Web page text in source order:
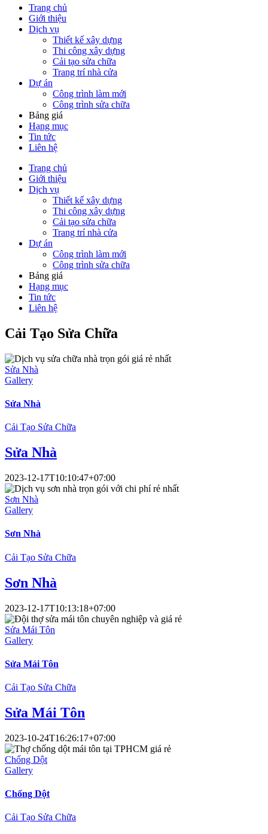
Trang chủ
Giới thiệu
Dịch vụ
Thiết kế xây dựng
Thi công xây dựng
Cải tạo sửa chữa
Trang trí nhà cửa
Dự án
Công trình làm mới
Công trình sửa chữa
Bảng giá
Hạng mục
Tin tức
Liên hệ
Trang chủ
Giới thiệu
Dịch vụ
Thiết kế xây dựng
Thi công xây dựng
Cải tạo sửa chữa
Trang trí nhà cửa
Dự án
Công trình làm mới
Công trình sửa chữa
Bảng giá
Hạng mục
Tin tức
Liên hệ
Cải Tạo Sửa Chữa
Sửa Nhà
Gallery
Sửa Nhà
Cải Tạo Sửa Chữa
Sửa Nhà
2023-12-17T10:10:47+07:00
Sơn Nhà
Gallery
Sơn Nhà
Cải Tạo Sửa Chữa
Sơn Nhà
2023-12-17T10:13:18+07:00
Sửa Mái Tôn
Gallery
Sửa Mái Tôn
Cải Tạo Sửa Chữa
Sửa Mái Tôn
2023-10-24T16:26:17+07:00
Chống Dột
Gallery
Chống Dột
Cải Tạo Sửa Chữa